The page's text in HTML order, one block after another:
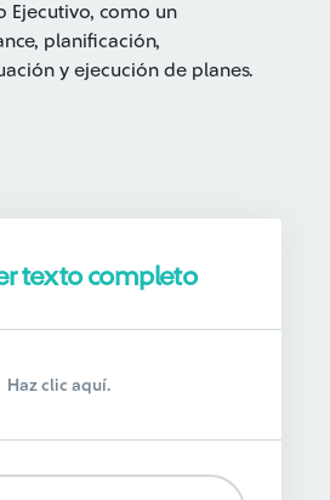
Ejecutivo, como un
planificación,
y ejecución de planes.
texto completo
Haz clic aquí.